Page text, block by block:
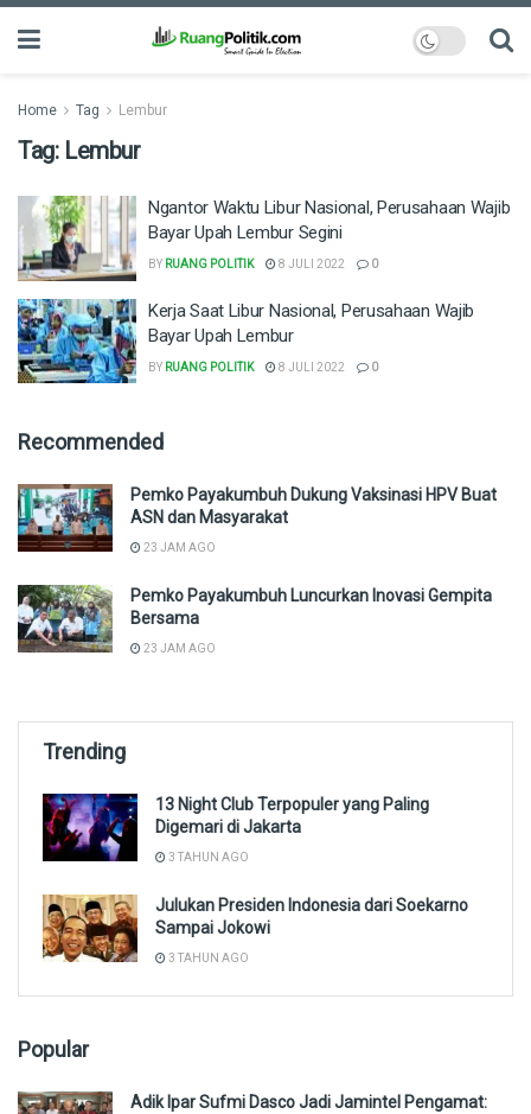
Home Tag Lembur
Tag: Lembur
Ngantor Waktu Libur Nasional, Perusahaan Wajib
Bayar Upah Lembur Segini
BY RUANG POLITIK 8 JULI 2022 0
Kerja Saat Libur Nasional, Perusahaan Wajib
Bayar Upah Lembur
BY RUANG POLITIK 8 JULI 2022 0
Recommended
Pemko Payakumbuh Dukung Vaksinasi HPV Buat
ASN dan Masyarakat
23 JAM AGO
Pemko Payakumbuh Luncurkan Inovasi Gempita
Bersama
23 JAM AGO
Trending
13 Night Club Terpopuler yang Paling
Digemari di Jakarta
3 TAHUN AGO
Julukan Presiden Indonesia dari Soekarno
Sampai Jokowi
3 TAHUN AGO
Popular
Adik Ipar Sufmi Dasco Jadi Jamintel Pengamat: